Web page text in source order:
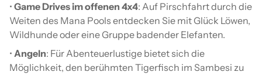
• Game Drives im offenen 4x4: Auf Pirschfahrt durch die
Weiten des Mana Pools entdecken Sie mit Glück Löwen,
Wildhunde oder eine Gruppe badender Elefanten.
• Angeln: Für Abenteuerlustige bietet sich die
Möglichkeit, den berühmten Tigerfisch im Sambesi zu